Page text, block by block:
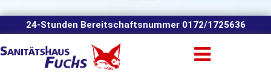
24-Stunden Bereitschaftsnummer 0172/1725636